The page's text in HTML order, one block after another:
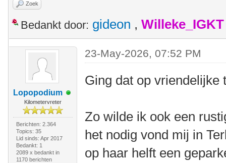
Zoek
Bedankt door: gideon , Willeke_IGKT
Lopopodium
Kilometervreter
Berichten: 2.364
Topics: 35
Lid sinds: Apr 2017
Bedankt: 1
2089 x bedankt in
1170 berichten
23-May-2026, 07:52 PM
Ging dat op vriendelijke
Zo wilde ik ook een
het nodig vond mij in
op haar helft een